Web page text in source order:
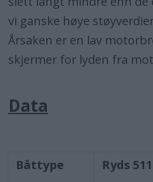
vi ganske høye
Årsaken er en lav
skjermer for lyden fra
Data
Båttype Ryds 511